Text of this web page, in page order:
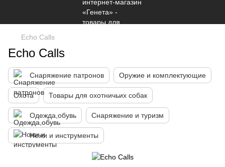
Echo Calls
Echo Calls
Снаряжение патронов Оружие и комплектующие
Охота Товары для охотничьих собак
Одежда,обувь Снаряжение и туризм
Ножи и инструменты